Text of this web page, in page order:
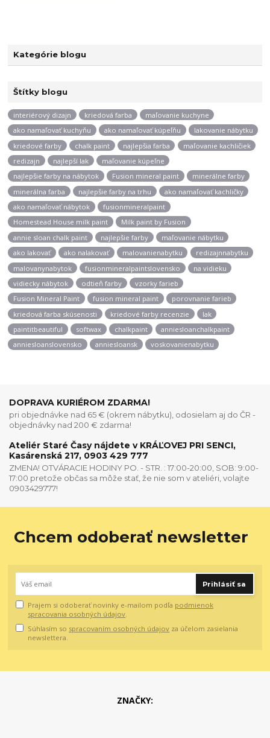
Kategórie blogu
Štítky blogu
interiérový dizajn kriedová farba
maľovanie kuchyne
ako namaľovať kuchyňu
ako namaľovať kúpeľňu
lakovanie nábytku
kriedové farby
chalk paint najlepšia farba
maľovanie kachličiek
redizajn
najlepší lak
maľovanie kúpeľne
najlepšie farby na nábytok
Fusion mineral paint
minerálne farby
minerálna farba
najlepšie farby na trhu
ako namaľovať kachličky
ako namaľovať nábytok
fusionmineralpaint
Homestead House milk paint
Milk paint by Fusion
annie sloan chalk paint
najlepšie farby
maľovanie nábytku
ako lakovať
ako nalakovať malovanienabytku
redizajnnabytku
malovanynabytok
fusionmineralpaintslovensko
na vidieku
vidiecky nábytok
odtieň farby
vzorky farieb
Fusion Mineral Paint
fusion mineral paint
porovnanie farieb
kriedová farba skúsenosti
kriedové farby recenzie
lak
paintitbeautiful
softwax chalkpaint
anniesloanchalkpaint
anniesloanslovensko
anniesloansk voskovanienabytku
DOPRAVA KURIÉROM ZDARMA!
pri objednávke nad 65 € (okrem nábytku), odosielam aj do ČR -
objednávky nad 200 € zdarma!
Ateliér Staré Časy nájdete v KRÁĽOVEJ PRI SENCI,
Kasárenská 217, 0903 429 777
ZMENA! OTVÁRACIE HODINY PO. - STR. : 17:00-20:00, SOB: 9:00-
17:00 pretože občas sa môže stať, že nie som v ateliéri, volajte
0903429777!
Chcem odoberať newsletter
Prihlásiť sa
Prajem si odoberať novinky e-mailom podľa podmienok
spracovania osobných údajov.
Súhlasím so spracovaním osobných údajov za účelom zasielania
newslettera.
ZNAČKY: